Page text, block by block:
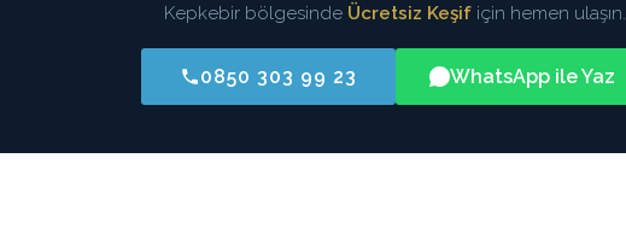
Kepkebir bölgesinde Ücretsiz Keşifiçin hemen ulaşın.
0850 303 99 23 WhatsApp ile Yaz